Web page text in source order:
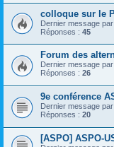
colloque sur le
Dernier message par
Réponses : 45
Forum des
Dernier message par
Réponses : 26
9e conférence
Dernier message par
Réponses : 20
[ASPO] ASPO-